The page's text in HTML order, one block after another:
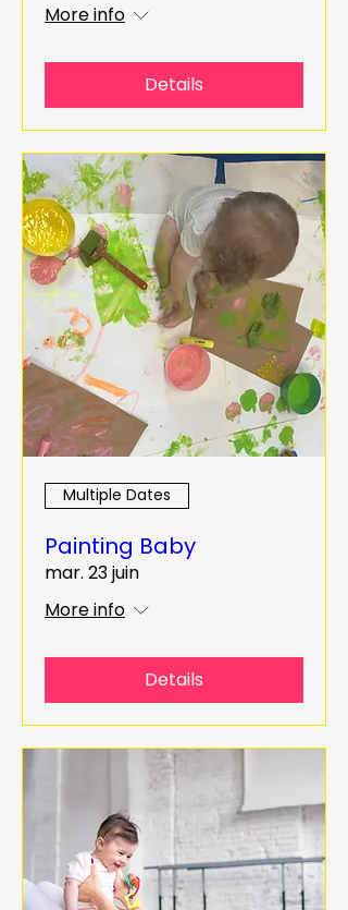
More info
Details
Multiple Dates
Painting Baby
mar. 23 juin
More info
Details